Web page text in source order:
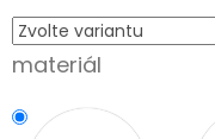
materiál